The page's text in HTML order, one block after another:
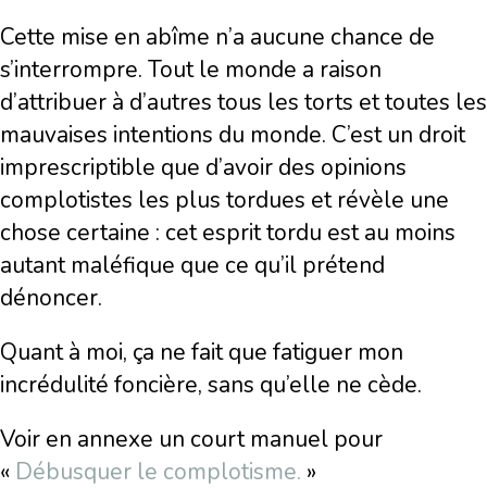
Cette mise en abîme n’a aucune chance de
s’interrompre. Tout le monde a raison
d’attribuer à d’autres tous les torts et toutes les
mauvaises intentions du monde. C’est un droit
imprescriptible que d’avoir des opinions
complotistes les plus tordues et révèle une
chose certaine : cet esprit tordu est au moins
autant maléfique que ce qu’il prétend
dénoncer.
Quant à moi, ça ne fait que fatiguer mon
incrédulité foncière, sans qu’elle ne cède.
Voir en annexe un court manuel pour
« Débusquer le complotisme. »